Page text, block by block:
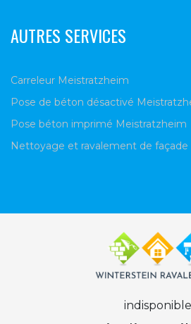
AUTRES SERVICES
Carreleur Meistratzheim
Pose de béton désactivé
Pose béton imprimé Meistratzheim
Nettoyage et ravalement de
indisponible